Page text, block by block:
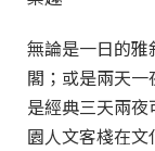
無論是一日的
閣；或是兩天
是經典三天兩
園人文客棧在